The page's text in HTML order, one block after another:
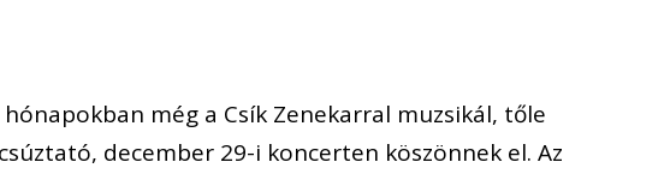
még a Csík Zenekarral muzsikál, tőle
december 29-i koncerten köszönnek el. Az